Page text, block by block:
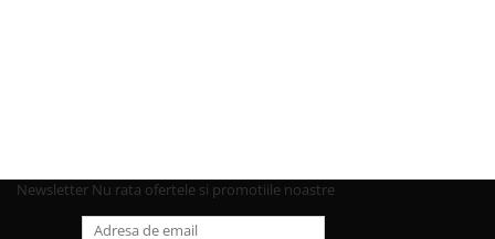
Newsletter Nu rata ofertele si promotiile noastre